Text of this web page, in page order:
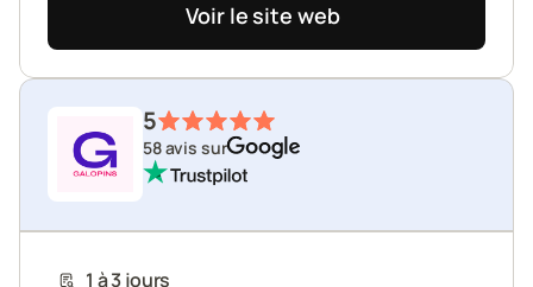
Voir le site web
5
58 avis sur
1 à 3 jours